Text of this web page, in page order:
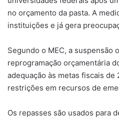
no orçamento da pasta. A
instituições e já gera
Segundo o MEC, a suspensão
reprogramação orçamentária
adequação às metas fiscais de
restrições em recursos de
Os repasses são usados para